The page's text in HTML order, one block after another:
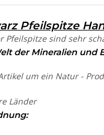
Pfeilspitze
Pfeilspitze sind sehr
der Mineralien und
um ein Natur -
Länder